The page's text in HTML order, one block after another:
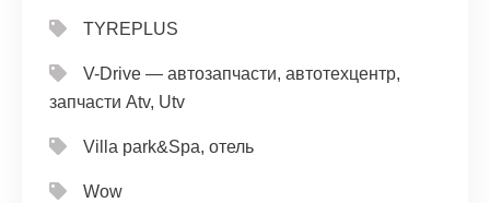
TYREPLUS
V-Drive — автозапчасти, автотехцентр,
запчасти Atv, Utv
Villa park&Spa, отель
Wow